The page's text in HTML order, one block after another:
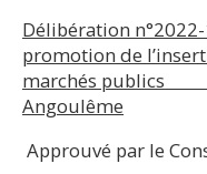
Délibération
promotion de
marchés
Angoulême
Approuvé par le